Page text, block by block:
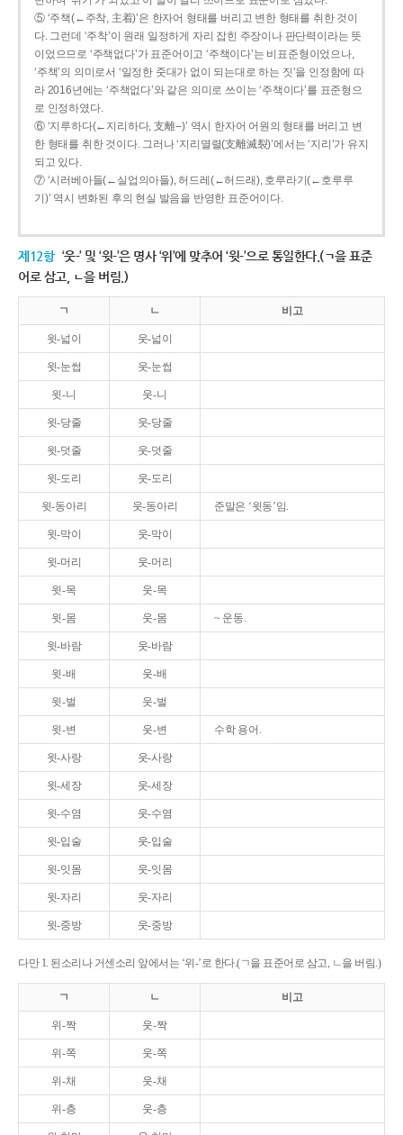
⑤ ‘주책(←주착, 主着)’은 한자어 형태를 버리고 변한 형태를 취한 것이
다. 그런데 ‘주착’이 원래 일정하게 자리 잡힌 주장이나 판단력이라는 뜻
이었으므로 ‘주책없다’가 표준어이고 ‘주책이다’는 비표준형이었으나,
‘주책’의 의미로서 ‘일정한 줏대가 없이 되는대로 하는 짓’을 인정함에 따
라 2016년에는 ‘주책없다’와 같은 의미로 쓰이는 ‘주책이다’를 표준형으
로 인정하였다.
⑥ ‘지루하다(←지리하다, 支離--)’ 역시 한자어 어원의 형태를 버리고 변
한 형태를 취한 것이다. 그러나 ‘지리멸렬(支離滅裂)’에서는 ‘지리’가 유지
되고 있다.
⑦ ‘시러베아들(←실업의아들), 허드레(←허드래), 호루라기(←호루루
기)’ 역시 변화된 후의 현실 발음을 반영한 표준어이다.
제12항 ‘웃-’ 및 ‘윗-’은 명사 ‘위’에 맞추어 ‘윗-’으로 통일한다.(ㄱ을 표준
어로 삼고, ㄴ을 버림.)
ㄱ ㄴ 비고
윗-넓이 웃-넓이
윗-눈썹 웃-눈썹
윗-니 웃-니
윗-당줄 웃-당줄
윗-덧줄 웃-덧줄
윗-도리 웃-도리
윗-동아리 웃-동아리 준말은 ‘윗동’임.
윗-막이 웃-막이
윗-머리 웃-머리
윗-목 웃-목
윗-몸 웃-몸 ~ 운동.
윗-바람 웃-바람
윗-배 웃-배
윗-벌 웃-벌
윗-변 웃-변 수학 용어.
윗-사랑 웃-사랑
윗-세장 웃-세장
윗-수염 웃-수염
윗-입술 웃-입술
윗-잇몸 웃-잇몸
윗-자리 웃-자리
윗-중방 웃-중방
다만 1. 된소리나 거센소리 앞에서는 ‘위-’로 한다.(ㄱ을 표준어로 삼고, ㄴ을 버림.)
ㄱ ㄴ 비고
위-짝 웃-짝
위-쪽 웃-쪽
위-채 웃-채
위-층 웃-층